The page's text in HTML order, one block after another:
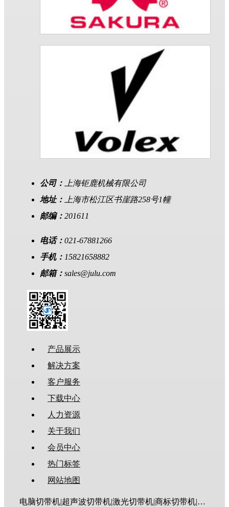
公司：
上海钜鹿机械有限公司
地址：
上海市松江区书崖路258号1幢
邮编： 201611
电话： 021-67881266
手机： 15821658882
邮箱： sales@julu.com
产品展示
解决方案
客户服务
下载中心
人力资源
关于我们
会员中心
热门标签
网站地图
电脑切带机|超声波切带机|激光切带机|商标切带机|圆角切带机|斜角切带机|燕尾切带机|梯形切带机|魔术贴切带机|电脑切管机|热缩管切管机